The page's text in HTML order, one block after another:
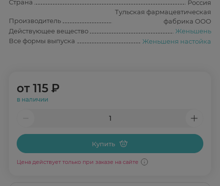
Страна
Россия
Производитель
Тульская фармацевтическая
фабрика ООО
Действующее вещество
Женьшень
Все формы выпуска
Женьшеня настойка
от 115 ₽
в наличии
Купить
Цена действует только при заказе на сайте